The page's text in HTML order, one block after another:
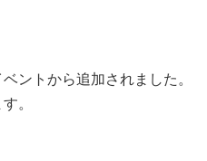
ントから追加されました。
。